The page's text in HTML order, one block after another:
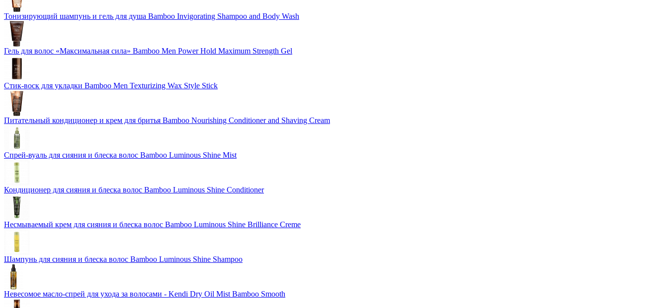
Тонизирующий шампунь и гель для душа Bamboo Invigorating Shampoo and Body Wash
Гель для волос «Максимальная сила» Bamboo Men Power Hold Maximum Strength Gel
Стик-воск для укладки Bamboo Men Texturizing Wax Style Stick
Питательный кондиционер и крем для бритья Bamboo Nourishing Conditioner and Shaving Cream
Спрей-вуаль для сияния и блеска волос Bamboo Luminous Shine Mist
Кондиционер для сияния и блеска волос Bamboo Luminous Shine Conditioner
Несмываемый крем для сияния и блеска волос Bamboo Luminous Shine Brilliance Creme
Шампунь для сияния и блеска волос Bamboo Luminous Shine Shampoo
Невесомое масло-спрей для ухода за волосами - Kendi Dry Oil Mist Bamboo Smooth